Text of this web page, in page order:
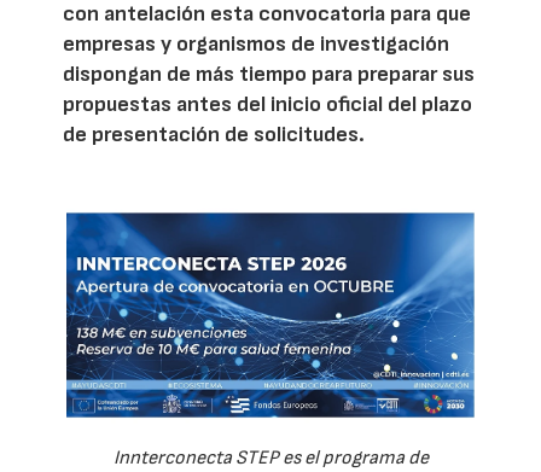
con antelación esta convocatoria para que
empresas y organismos de investigación
dispongan de más tiempo para preparar sus
propuestas antes del inicio oficial del plazo
de presentación de solicitudes.
Innterconecta STEP es el programa de